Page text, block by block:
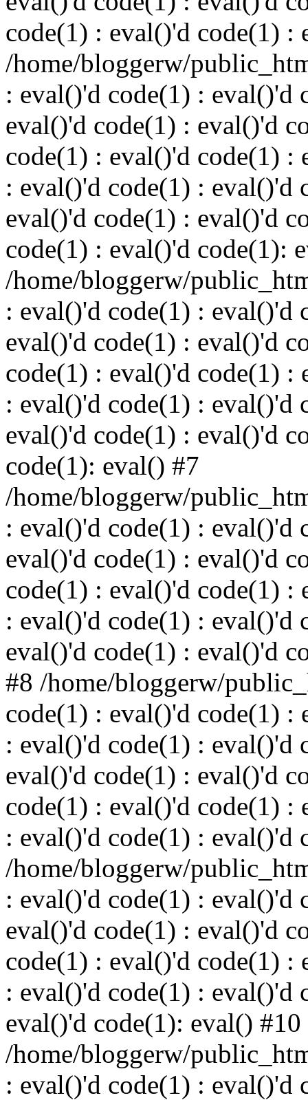
code(1) : eval()'d code(1) :
/home/bloggerw/
: eval()'d code(1) : eval()'d
eval()'d code(1) : eval()'d
code(1) : eval()'d code(1) :
: eval()'d code(1) : eval()'d
eval()'d code(1) : eval()'d
code(1) : eval()'d code(1):
/home/bloggerw/
: eval()'d code(1) : eval()'d
eval()'d code(1) : eval()'d
code(1) : eval()'d code(1) :
: eval()'d code(1) : eval()'d
eval()'d code(1) : eval()'d
code(1): eval() #7
/home/bloggerw/
: eval()'d code(1) : eval()'d
eval()'d code(1) : eval()'d
code(1) : eval()'d code(1) :
: eval()'d code(1) : eval()'d
eval()'d code(1) : eval()'d
#8 /home/bloggerw/
code(1) : eval()'d code(1) :
: eval()'d code(1) : eval()'d
eval()'d code(1) : eval()'d
code(1) : eval()'d code(1) :
: eval()'d code(1) : eval()'d
/home/bloggerw/
: eval()'d code(1) : eval()'d
eval()'d code(1) : eval()'d
code(1) : eval()'d code(1) :
: eval()'d code(1) : eval()'d
eval()'d code(1): eval() #10
/home/bloggerw/
: eval()'d code(1) : eval()'d